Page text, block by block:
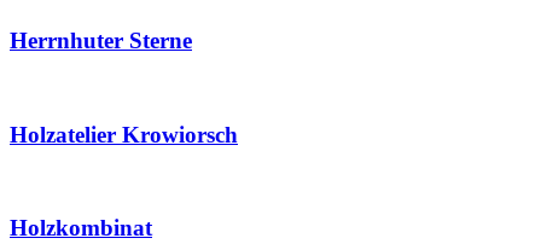
Herrnhuter Sterne
Holzatelier Krowiorsch
Holzkombinat